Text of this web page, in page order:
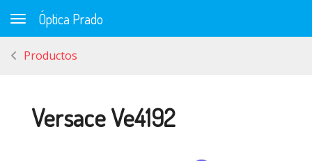
Toggle navigation
Óptica Prado
Productos
Versace Ve4192